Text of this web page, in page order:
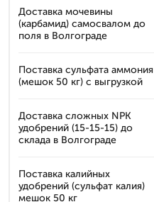
Доставка мочевины
(карбамид) самосвалом до
поля в Волгограде
Поставка сульфата аммония
(мешок 50 кг) с выгрузкой
Доставка сложных NPK
удобрений (15-15-15) до
склада в Волгограде
Поставка калийных
удобрений (сульфат калия)
мешок 50 кг